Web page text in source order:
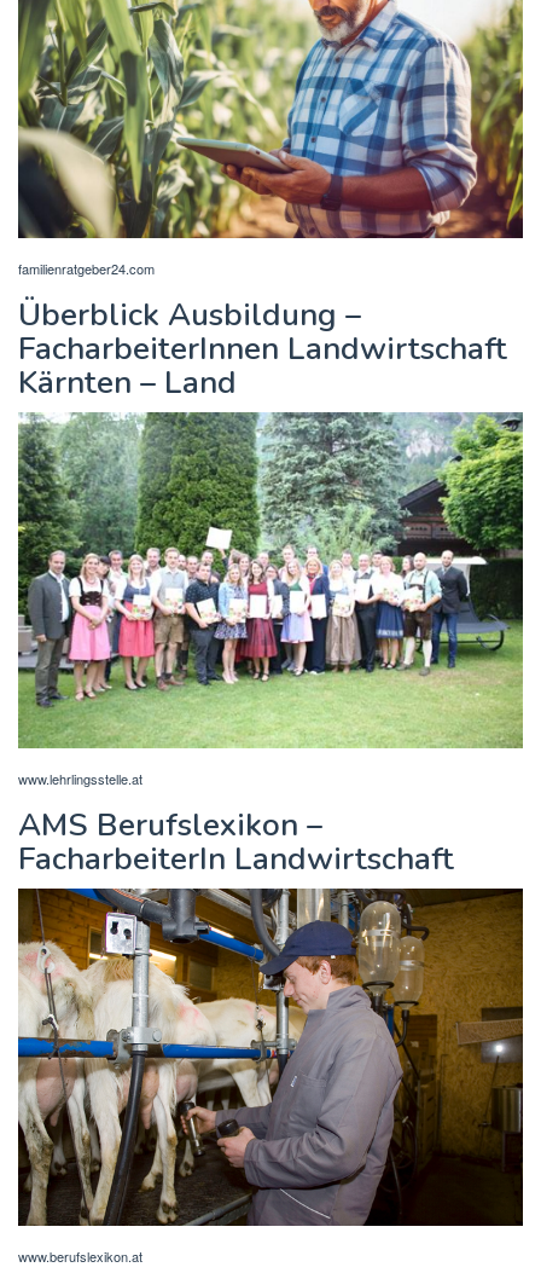
familienratgeber24.com
Überblick Ausbildung –
FacharbeiterInnen Landwirtschaft
Kärnten – Land
www.lehrlingsstelle.at
AMS Berufslexikon –
FacharbeiterIn Landwirtschaft
www.berufslexikon.at